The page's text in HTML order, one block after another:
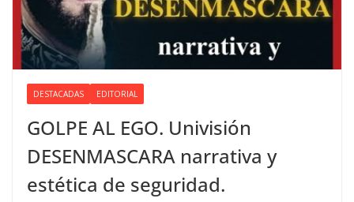
DESTACADAS EDITORIAL
GOLPE AL EGO. Univisión
DESENMASCARA narrativa y
estética de seguridad.